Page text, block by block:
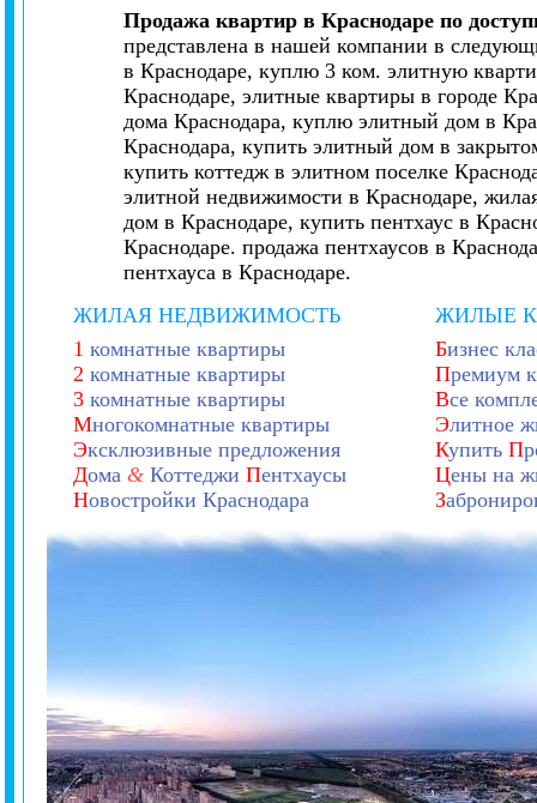
Продажа квартир в Краснодаре по
представлена в нашей компании в
в Краснодаре, куплю 3 ком. элитную
Краснодаре, элитные квартиры в городе
дома Краснодара, куплю элитный дом в
Краснодара, купить элитный дом в
купить коттедж в элитном поселке
элитной недвижимости в Краснодаре,
дом в Краснодаре, купить пентхаус в
Краснодаре. продажа пентхаусов в
пентхауса в Краснодаре.
ЖИЛАЯ НЕДВИЖИМОСТЬ
1 комнатные квартиры
2 комнатные квартиры
3 комнатные квартиры
Многокомнатные квартиры
Эксклюзивные предложения
Дома& Коттеджи Пентхаусы
Новостройки Краснодара
ЖИЛЫЕ
Бизнес
Премиум
Все
Элитное
Купить П
Цены на
З